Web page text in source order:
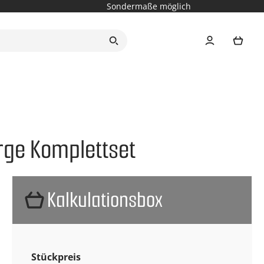
Sondermaße möglich
Komplettset
Kalkulationsbox
Stückpreis